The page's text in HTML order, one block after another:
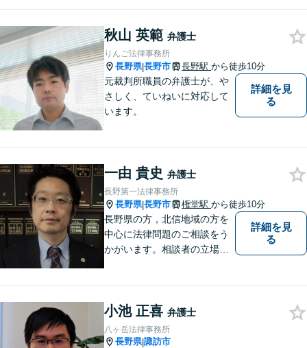
秋山 英範 弁護士
りんご法律事務所
長野県|長野市 長野駅 から徒歩10分
元裁判所職員の弁護士が、や
さしく、ていねいに対応して
います。
詳細を見
る
一由 貴史 弁護士
長野第一法律事務所
長野県|長野市 権堂駅 から徒歩10分
長野県の方，北信地域の方を
中心に法律問題のご相談をう
かがいます。相談者の立場を
詳細を見
る
小池 正喜 弁護士
八ヶ岳法律事務所
長野県|諏訪市